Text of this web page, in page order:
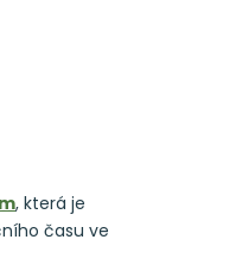
, která je
času ve